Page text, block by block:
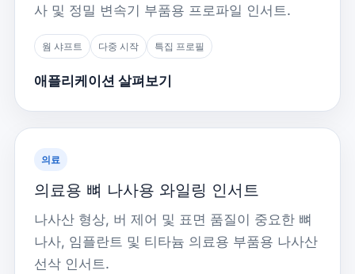
사 및 정밀 변속기 부품용 프로파일 인서트.
웜 샤프트 다중 시작 특집 프로필
애플리케이션 살펴보기
의료
의료용 뼈 나사용 와일링 인서트
나사산 형상, 버 제어 및 표면 품질이 중요한 뼈
나사, 임플란트 및 티타늄 의료용 부품용 나사산
선삭 인서트.